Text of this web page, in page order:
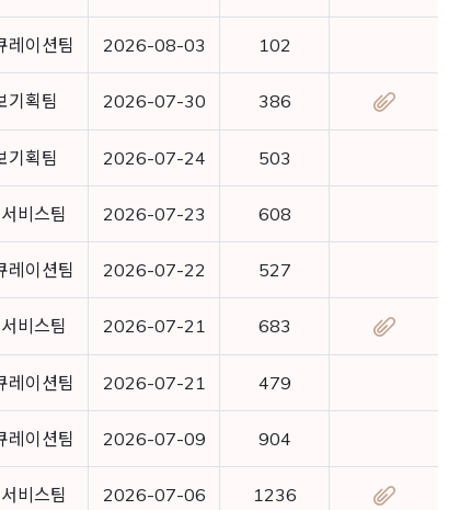
레이션팀 2026-08-03 102
기획팀 2026-07-30 386
기획팀 2026-07-24 503
비스팀 2026-07-23 608
레이션팀 2026-07-22 527
비스팀 2026-07-21 683
레이션팀 2026-07-21 479
레이션팀 2026-07-09 904
비스팀 2026-07-06 1236